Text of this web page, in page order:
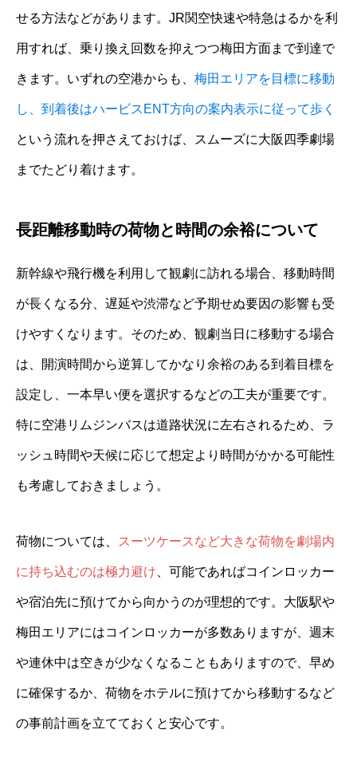
せる方法などがあります。JR関空快速や特急はるかを利
用すれば、乗り換え回数を抑えつつ梅田方面まで到達で
きます。いずれの空港からも、 梅田エリアを目標に移動
し、到着後はハービスENT方向の案内表示に従って歩く
という流れを押さえておけば、スムーズに大阪四季劇場
までたどり着けます。
長距離移動時の荷物と時間の余裕について
新幹線や飛行機を利用して観劇に訪れる場合、移動時間
が長くなる分、遅延や渋滞など予期せぬ要因の影響も受
けやすくなります。そのため、観劇当日に移動する場合
は、開演時間から逆算してかなり余裕のある到着目標を
設定し、一本早い便を選択するなどの工夫が重要です。
特に空港リムジンバスは道路状況に左右されるため、ラ
ッシュ時間や天候に応じて想定より時間がかかる可能性
も考慮しておきましょう。
荷物については、 スーツケースなど大きな荷物を劇場内
に持ち込むのは極力避け 、可能であればコインロッカー
や宿泊先に預けてから向かうのが理想的です。大阪駅や
梅田エリアにはコインロッカーが多数ありますが、週末
や連休中は空きが少なくなることもありますので、早め
に確保するか、荷物をホテルに預けてから移動するなど
の事前計画を立てておくと安心です。